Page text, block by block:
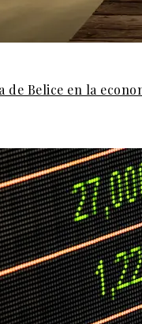
Belice en la